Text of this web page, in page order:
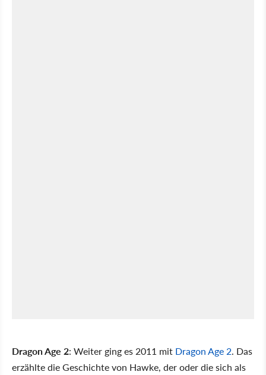
Dragon Age 2: Weiter ging es 2011 mit Dragon Age 2. Das
erzählte die Geschichte von Hawke, der oder die sich als